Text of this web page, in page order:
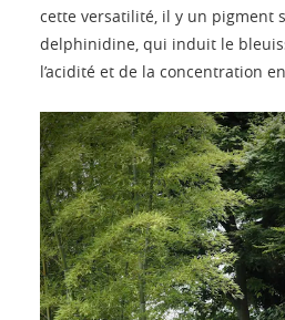
cette versatilité, il y un pigment
delphinidine, qui induit le
l’acidité et de la concentration